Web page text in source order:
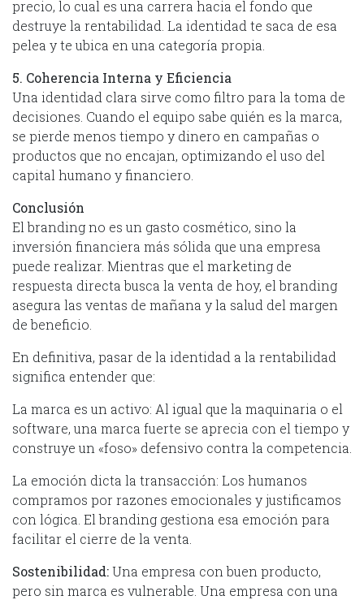
precio, lo cual es una carrera hacia el fondo que
destruye la rentabilidad. La identidad te saca de esa
pelea y te ubica en una categoría propia.
5. Coherencia Interna y Eficiencia
Una identidad clara sirve como filtro para la toma de
decisiones. Cuando el equipo sabe quién es la marca,
se pierde menos tiempo y dinero en campañas o
productos que no encajan, optimizando el uso del
capital humano y financiero.
Conclusión
El branding no es un gasto cosmético, sino la
inversión financiera más sólida que una empresa
puede realizar. Mientras que el marketing de
respuesta directa busca la venta de hoy, el branding
asegura las ventas de mañana y la salud del margen
de beneficio.
En definitiva, pasar de la identidad a la rentabilidad
significa entender que:
La marca es un activo: Al igual que la maquinaria o el
software, una marca fuerte se aprecia con el tiempo y
construye un «foso» defensivo contra la competencia.
La emoción dicta la transacción: Los humanos
compramos por razones emocionales y justificamos
con lógica. El branding gestiona esa emoción para
facilitar el cierre de la venta.
Sostenibilidad:Una empresa con buen producto,
pero sin marca es vulnerable. Una empresa con una